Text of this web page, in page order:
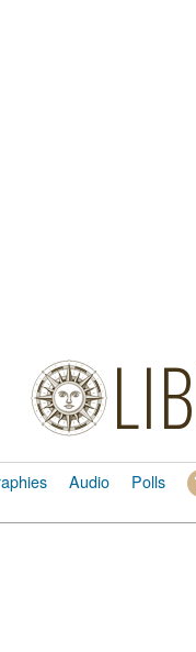
Audio Polls